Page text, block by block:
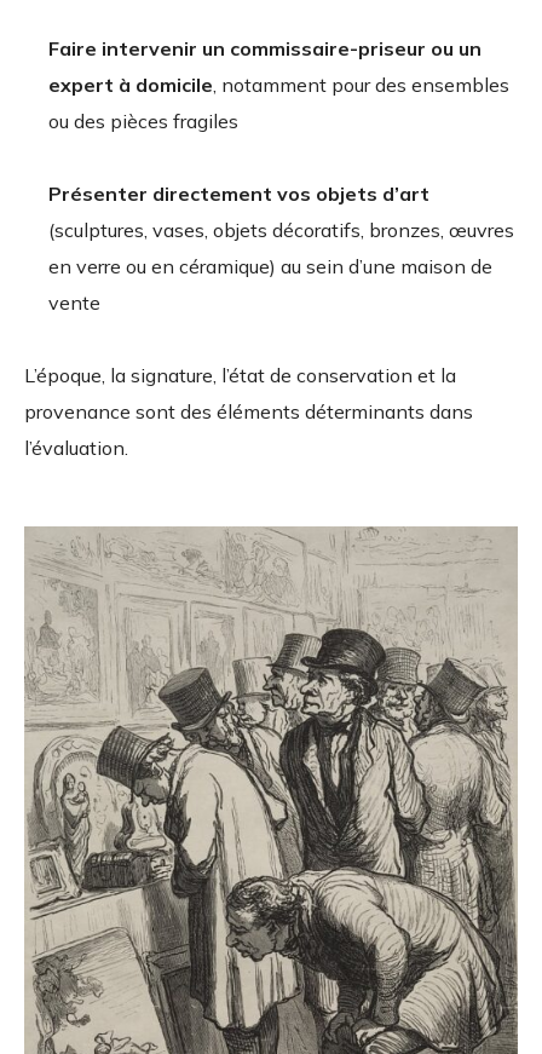
Faire intervenir un commissaire-priseur ou un
expert à domicile, notamment pour des ensembles
ou des pièces fragiles
Présenter directement vos objets d’art
(sculptures, vases, objets décoratifs, bronzes, œuvres
en verre ou en céramique) au sein d’une maison de
vente
L’époque, la signature, l’état de conservation et la
provenance sont des éléments déterminants dans
l’évaluation.